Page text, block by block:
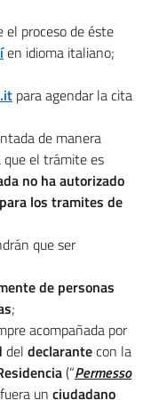
el proceso de éste
en idioma italiano;
para agendar la cita
de manera
que el trámite es
no ha autorizado
los tramites de
que ser
de personas
;
acompañada por
del declarantecon la
(“Permesso
un ciudadano